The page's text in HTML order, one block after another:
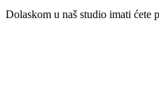
Dolaskom u naš studio imati ćete